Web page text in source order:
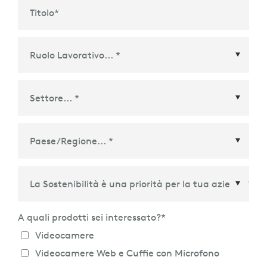
Titolo*
Paese/Regione
A quali prodotti sei interessato?*
Videocamere
Videocamere Web e Cuffie con Microfono